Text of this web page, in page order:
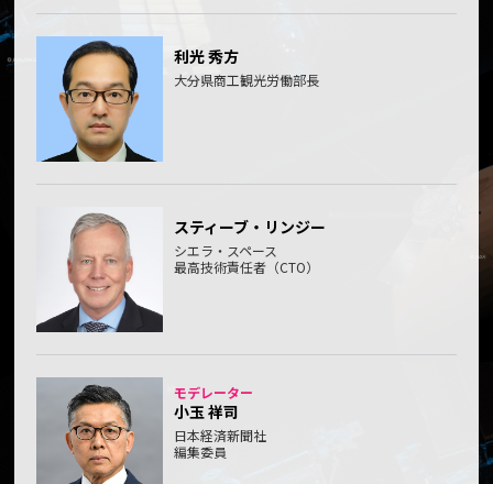
利光 秀方
大分県商工観光労働部長
スティーブ・リンジー
シエラ・スペース
最高技術責任者（CTO）
モデレーター
小玉 祥司
日本経済新聞社
編集委員